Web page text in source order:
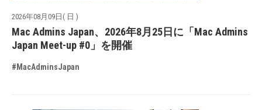
2026年08月09日( 日 )
Mac Admins Japan、2026年8月25日に「Mac Admins
Japan Meet-up #0」を開催
#MacAdminsJapan